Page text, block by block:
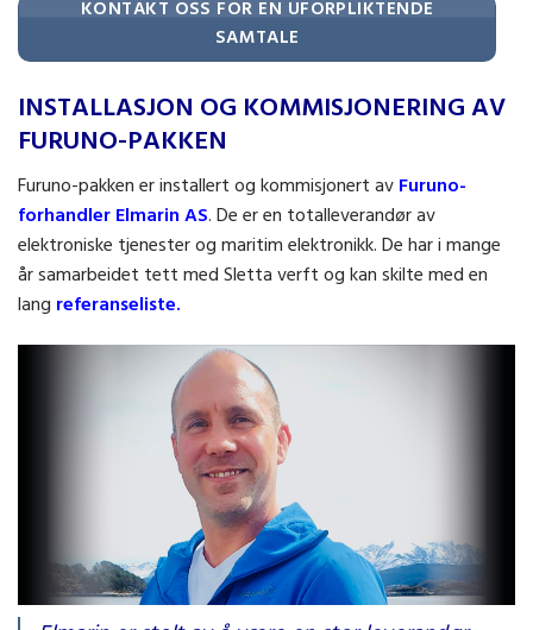
KONTAKT OSS FOR EN UFORPLIKTENDE
SAMTALE
INSTALLASJON OG KOMMISJONERING AV
FURUNO-PAKKEN
Furuno-pakken er installert og kommisjonert avFuruno-
forhandler Elmarin AS. De er en totalleverandør av
elektroniske tjenester og maritim elektronikk. De har i mange
år samarbeidet tett med Sletta verft og kan skilte med en
lang referanseliste.
Serviceleder Jan Ove Knudsen i Elmarin takker for oppdraget av